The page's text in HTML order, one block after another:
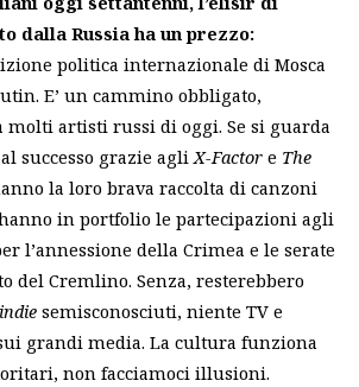
dalla Russia ha un prezzo:
politica internazionale di Mosca
E’ un cammino obbligato,
molti artisti russi di oggi. Se si guarda
successo grazie agliX-Factor e The
la loro brava raccolta di canzoni
in portfolio le partecipazioni agli
l’annessione della Crimea e le serate
del Cremlino. Senza, resterebbero
indie semisconosciuti, niente TV e
grandi media. La cultura funziona
non facciamoci illusioni.